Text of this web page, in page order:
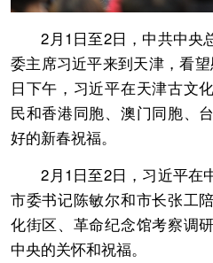
2月1日至2日，中共中央
委主席习近平来到天津，看
日下午，习近平在天津古文
民和香港同胞、澳门同胞、
好的新春祝福。
2月1日至2日，习近平在
市委书记陈敏尔和市长张工
化街区、革命纪念馆考察调
中央的关怀和祝福。